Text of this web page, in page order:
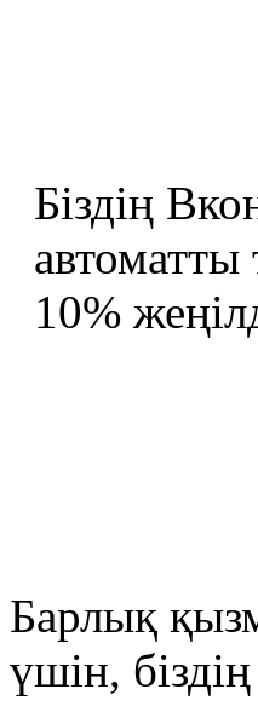
Біздің
10%
Барлық
үшін,